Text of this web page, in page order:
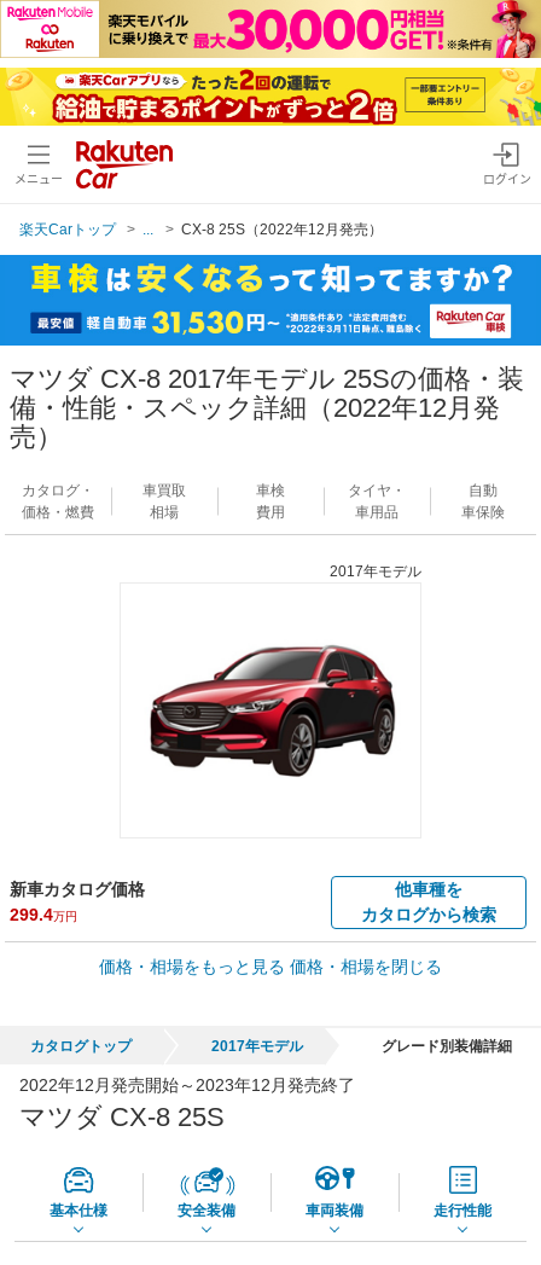
メニュー ログイン
楽天Carトップ CX-8 25S（2022年12月発売）
マツダ CX-8 2017年モデル 25Sの価格・装
備・性能・スペック詳細（2022年12月発
売）
カタログ・
価格・燃費
車買取
相場
車検
費用
タイヤ・
車用品
自動
車保険
2017年モデル
新車カタログ価格
299.4万円
他車種を
カタログから検索
車買取価格 *
車買取相場
73,850円
*当該価格は車種別の価格となります。
価格・相場をもっと見る 価格・相場を閉じる
カタログトップ 2017年モデル グレード別装備詳細
2022年12月発売開始～2023年12月発売終了
マツダ CX-8 25S
基本仕様 安全装備 車両装備 走行性能